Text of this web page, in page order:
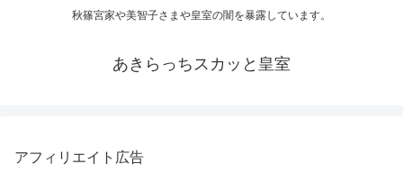
秋篠宮家や美智子さまや皇室の闇を暴露しています。
あきらっちスカッと皇室
アフィリエイト広告